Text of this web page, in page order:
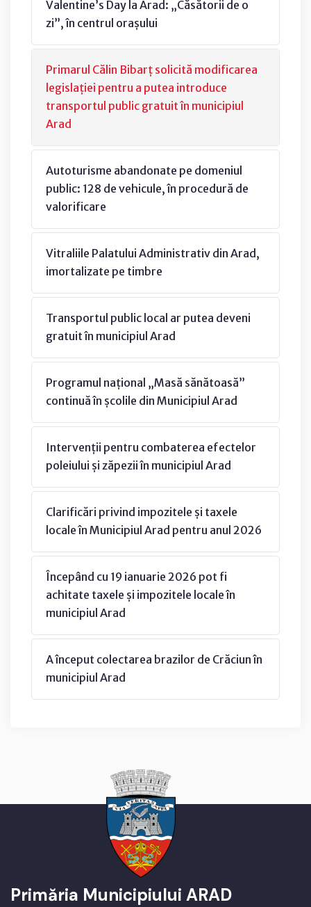
Valentine’s Day la Arad: „Căsătorii de o
zi”, în centrul orașului
Primarul Călin Bibarț solicită modificarea
legislației pentru a putea introduce
transportul public gratuit în municipiul
Arad
Autoturisme abandonate pe domeniul
public: 128 de vehicule, în procedură de
valorificare
Vitraliile Palatului Administrativ din Arad,
imortalizate pe timbre
Transportul public local ar putea deveni
gratuit în municipiul Arad
Programul național „Masă sănătoasă”
continuă în școlile din Municipiul Arad
Intervenții pentru combaterea efectelor
poleiului și zăpezii în municipiul Arad
Clarificări privind impozitele și taxele
locale în Municipiul Arad pentru anul 2026
Începând cu 19 ianuarie 2026 pot fi
achitate taxele și impozitele locale în
municipiul Arad
A început colectarea brazilor de Crăciun în
municipiul Arad
Primăria Municipiului ARAD